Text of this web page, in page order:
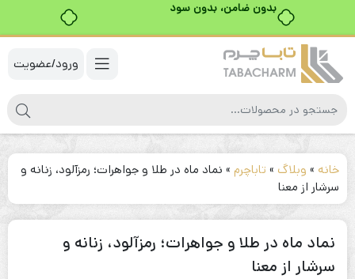
بدون ضامن، بدون سود
ورود/عضویت
خانه » وبلاگ » تاباچرم » نماد ماه در طلا و جواهرات؛ رمزآلود، زنانه و
سرشار از معنا
نماد ماه در طلا و جواهرات؛ رمزآلود، زنانه و
سرشار از معنا